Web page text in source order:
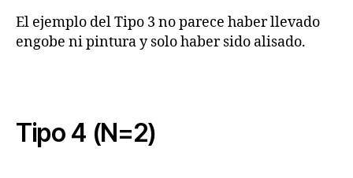
El ejemplo del Tipo 3 no parece haber llevado
engobe ni pintura y solo haber sido alisado.
Tipo 4 (N=2)